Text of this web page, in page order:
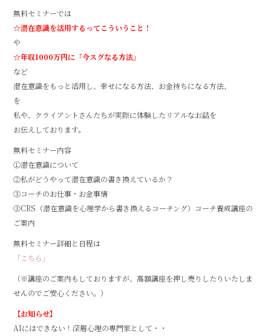
無料セミナーでは
☆潜在意識を活用するってこういうこと！
や
☆年収1000万円に「今スグなる方法」
など
潜在意識をもっと活用し、幸せになる方法、お金持ちになる方法、
を
私や、クライアントさんたちが実際に体験したリアルなお話を
お伝えしております。
無料セミナー内容
①潜在意識について
②私がどうやって潜在意識の書き換えているか？
③コーチのお仕事・お金事情
③CRS（潜在意識を心理学から書き換えるコーチング）コーチ養成講座の
ご案内
無料セミナー詳細と日程は
「こちら」
（※講座のご案内もしておりますが、高額講座を押し売りしたりいたしま
せんのでご安心ください。）
【お知らせ】
AIにはできない！深層心理の専門家として・・